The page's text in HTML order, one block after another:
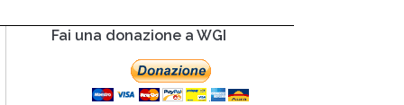
Fai una donazione a WGI